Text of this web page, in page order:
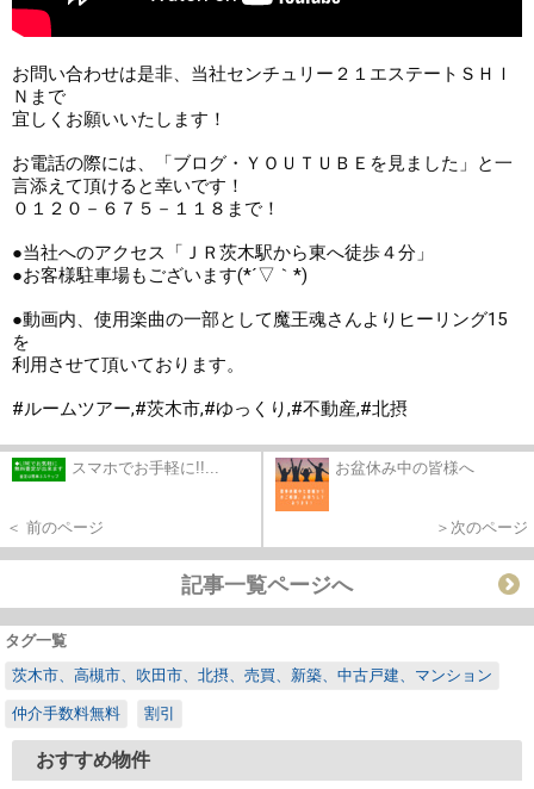
お問い合わせは是非、当社センチュリー２１エステートＳＨＩ
Ｎまで
宜しくお願いいたします！
お電話の際には、「ブログ・ＹＯＵＴＵＢＥを見ました」と一
言添えて頂けると幸いです！
０１２０－６７５－１１８まで！
●当社へのアクセス「ＪＲ茨木駅から東へ徒歩４分」
●お客様駐車場もございます(*´▽｀*)
●動画内、使用楽曲の一部として魔王魂さんよりヒーリング15
を
利用させて頂いております。
#ルームツアー,#茨木市,#ゆっくり,#不動産,#北摂
スマホでお手軽に!!...
＜ 前のページ
お盆休み中の皆様へ
＞次のページ
記事一覧ページへ
タグ一覧
茨木市、高槻市、吹田市、北摂、売買、新築、中古戸建、マンション
仲介手数料無料 割引
おすすめ物件